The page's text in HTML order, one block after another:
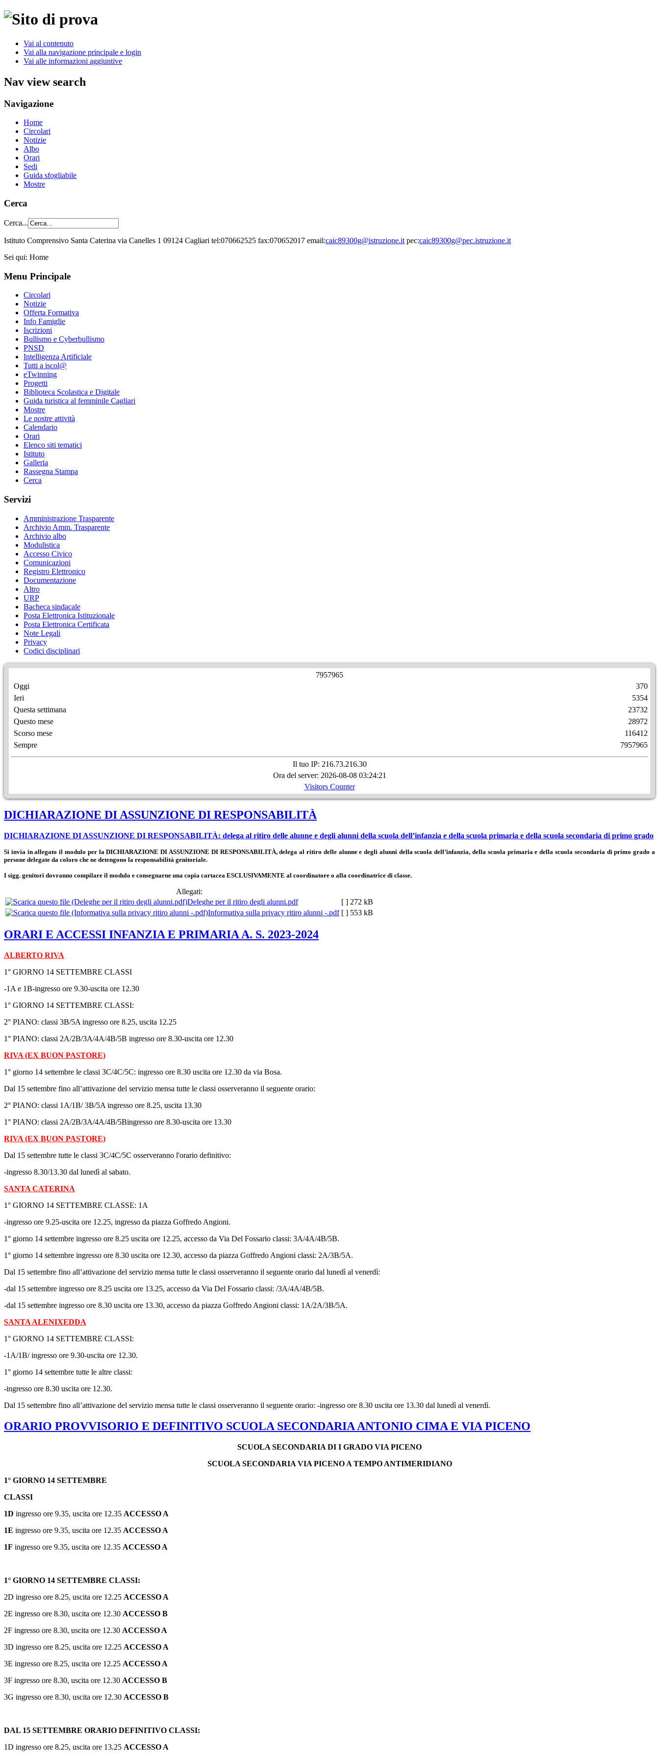
Vai al contenuto
Vai alla navigazione principale e login
Vai alle informazioni aggiuntive
Nav view search
Navigazione
Home
Circolari
Notizie
Albo
Orari
Sedi
Guida sfogliabile
Mostre
Cerca
Cerca...
Istituto Comprensivo Santa Caterina via Canelles 1 09124 Cagliari tel:070662525 fax:070652017 email:caic89300g@istruzione.it pec:caic89300g@pec.istruzione.it
Sei qui: Home
Menu Principale
Circolari
Notizie
Offerta Formativa
Info Famiglie
Iscrizioni
Bullismo e Cyberbullismo
PNSD
Intelligenza Artificiale
Tutti a iscol@
eTwinning
Progetti
Biblioteca Scolastica e Digitale
Guida turistica al femminile Cagliari
Mostre
Le nostre attività
Calendario
Orari
Elenco siti tematici
Istituto
Galleria
Rassegna Stampa
Cerca
Servizi
Amministrazione Trasparente
Archivio Amm. Trasparente
Archivio albo
Modulistica
Accesso Civico
Comunicazioni
Registro Elettronico
Documentazione
Altro
URP
Bacheca sindacale
Posta Elettronica Istituzionale
Posta Elettronica Certificata
Note Legali
Privacy
Codici disciplinari
7957965
Oggi
Ieri
Questa settimana
Questo mese
Scorso mese
Sempre
370
5354
23732
28972
116412
7957965
Il tuo IP: 216.73.216.30
Ora del server: 2026-08-08 03:24:21
Visitors Counter
DICHIARAZIONE DI ASSUNZIONE DI RESPONSABILITÀ
DICHIARAZIONE DI ASSUNZIONE DI RESPONSABILITÀ: delega al ritiro delle alunne e degli alunni della scuola dell’infanzia e della scuola primaria e della scuola secondaria di primo grado
Si invia in allegato il modulo per la DICHIARAZIONE DI ASSUNZIONE DI RESPONSABILITÀ, delega al ritiro delle alunne e degli alunni della scuola dell’infanzia, della scuola primaria e della scuola secondaria di primo grado a
persone delegate da coloro che ne detengono la responsabilità genitoriale.
I sigg. genitori dovranno compilare il modulo e consegnarne una copia cartacea ESCLUSIVAMENTE al coordinatore o alla coordinatrice di classe.
Allegati:
Deleghe per il ritiro degli alunni.pdf
[ ] 272 kB
Informativa sulla privacy ritiro alunni -.pdf [ ] 553 kB
ORARI E ACCESSI INFANZIA E PRIMARIA A. S. 2023-2024
ALBERTO RIVA
1° GIORNO 14 SETTEMBRE CLASSI
-1A e 1B-ingresso ore 9.30-uscita ore 12.30
1° GIORNO 14 SETTEMBRE CLASSI:
2° PIANO: classi 3B/5A ingresso ore 8.25, uscita 12.25
1° PIANO: classi 2A/2B/3A/4A/4B/5B ingresso ore 8.30-uscita ore 12.30
RIVA (EX BUON PASTORE)
1° giorno 14 settembre le classi 3C/4C/5C: ingresso ore 8.30 uscita ore 12.30 da via Bosa.
Dal 15 settembre fino all’attivazione del servizio mensa tutte le classi osserveranno il seguente orario:
2° PIANO: classi 1A/1B/ 3B/5A ingresso ore 8.25, uscita 13.30
1° PIANO: classi 2A/2B/3A/4A/4B/5Bingresso ore 8.30-uscita ore 13.30
RIVA (EX BUON PASTORE)
Dal 15 settembre tutte le classi 3C/4C/5C osserveranno l'orario definitivo:
-ingresso 8.30/13.30 dal lunedì al sabato.
SANTA CATERINA
1° GIORNO 14 SETTEMBRE CLASSE: 1A
-ingresso ore 9.25-uscita ore 12.25, ingresso da piazza Goffredo Angioni.
1° giorno 14 settembre ingresso ore 8.25 uscita ore 12.25, accesso da Via Del Fossario classi: 3A/4A/4B/5B.
1° giorno 14 settembre ingresso ore 8.30 uscita ore 12.30, accesso da piazza Goffredo Angioni classi: 2A/3B/5A.
Dal 15 settembre fino all’attivazione del servizio mensa tutte le classi osserveranno il seguente orario dal lunedì al venerdì:
-dal 15 settembre ingresso ore 8.25 uscita ore 13.25, accesso da Via Del Fossario classi: /3A/4A/4B/5B.
-dal 15 settembre ingresso ore 8.30 uscita ore 13.30, accesso da piazza Goffredo Angioni classi: 1A/2A/3B/5A.
SANTA ALENIXEDDA
1° GIORNO 14 SETTEMBRE CLASSI:
-1A/1B/ ingresso ore 9.30-uscita ore 12.30.
1° giorno 14 settembre tutte le altre classi:
-ingresso ore 8.30 uscita ore 12.30.
Dal 15 settembre fino all’attivazione del servizio mensa tutte le classi osserveranno il seguente orario: -ingresso ore 8.30 uscita ore 13.30 dal lunedì al venerdì.
ORARIO PROVVISORIO E DEFINITIVO SCUOLA SECONDARIA ANTONIO CIMA E VIA PICENO
SCUOLA SECONDARIA DI I GRADO VIA PICENO
SCUOLA SECONDARIA VIA PICENO A TEMPO ANTIMERIDIANO
1° GIORNO 14 SETTEMBRE
CLASSI
1D ingresso ore 9.35, uscita ore 12.35 ACCESSO A
1E ingresso ore 9.35, uscita ore 12.35 ACCESSO A
1F ingresso ore 9.35, uscita ore 12.35 ACCESSO A
1° GIORNO 14 SETTEMBRE CLASSI:
2D ingresso ore 8.25, uscita ore 12.25 ACCESSO A
2E ingresso ore 8.30, uscita ore 12.30 ACCESSO B
2F ingresso ore 8.30, uscita ore 12.30 ACCESSO A
3D ingresso ore 8.25, uscita ore 12.25 ACCESSO A
3E ingresso ore 8.25, uscita ore 12.25 ACCESSO A
3F ingresso ore 8.30, uscita ore 12.30 ACCESSO B
3G ingresso ore 8.30, uscita ore 12.30 ACCESSO B
DAL 15 SETTEMBRE ORARIO DEFINITIVO CLASSI:
1D ingresso ore 8.25, uscita ore 13.25 ACCESSO A